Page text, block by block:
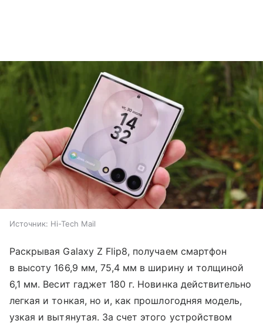
Источник: Hi-Tech Mail
Раскрывая Galaxy Z Flip8, получаем смартфон
в высоту 166,9 мм, 75,4 мм в ширину и толщиной
6,1 мм. Весит гаджет 180 г. Новинка действительно
легкая и тонкая, но и, как прошлогодняя модель,
узкая и вытянутая. За счет этого устройством